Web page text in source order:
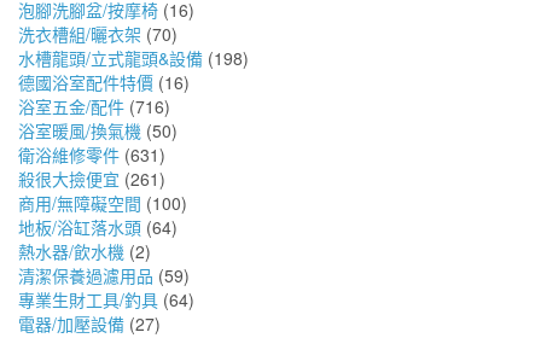
泡腳洗腳盆/按摩椅 (16)
洗衣槽組/曬衣架 (70)
水槽龍頭/立式龍頭&設備 (198)
德國浴室配件特價 (16)
浴室五金/配件 (716)
浴室暖風/換氣機 (50)
衛浴維修零件 (631)
殺很大撿便宜 (261)
商用/無障礙空間 (100)
地板/浴缸落水頭 (64)
熱水器/飲水機 (2)
清潔保養過濾用品 (59)
專業生財工具/釣具 (64)
電器/加壓設備 (27)